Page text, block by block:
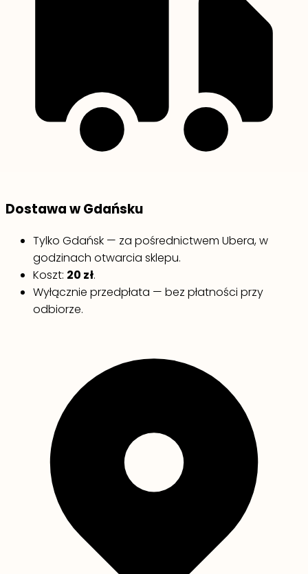
Dostawa w Gdańsku
Tylko Gdańsk — za pośrednictwem Ubera, w
godzinach otwarcia sklepu.
Koszt: 20 zł.
Wyłącznie przedpłata — bez płatności przy
odbiorze.